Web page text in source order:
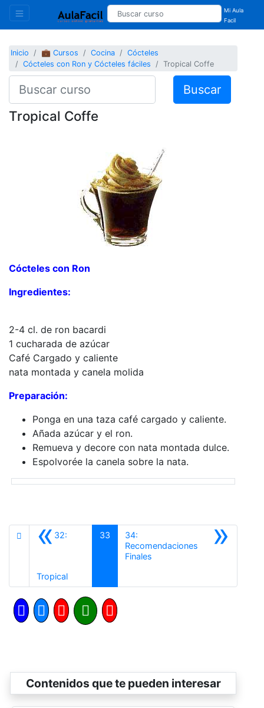
Mi Aula
Facil
Inicio 💼 Cursos Cocina
Cócteles
Cócteles con Ron y Cócteles fáciles
Tropical Coffe
Buscar
Tropical Coffe
Cócteles con Ron
Ingredientes:
2-4 cl. de ron bacardi
1 cucharada de azúcar
Café Cargado y caliente
nata montada y canela molida
Preparación:
Ponga en una taza café cargado y caliente.
Añada azúcar y el ron.
Remueva y decore con nata montada dulce.
Espolvorée la canela sobre la nata.
«32:
TropicalAnterior
33 »
34:
Recomendaciones
FinalesSiguiente
Contenidos que te pueden interesar